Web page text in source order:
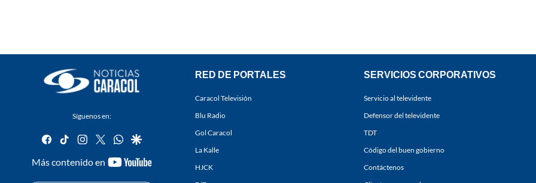
Síguenos en:
facebook
tiktok instagram
twitterwhatsapp
google
Más contenido en
youtube-
RED DE PORTALES
Caracol Televisión
Blu Radio
Gol Caracol
La Kalle
HJCK
SERVICIOS CORPORATIVOS
Servicio al televidente
Defensor del televidente
TDT
Código del buen gobierno
Contáctenos